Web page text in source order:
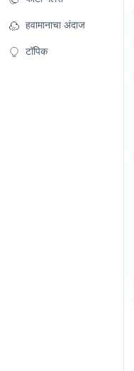
हवामानाचा अंदाज
टॉपिक